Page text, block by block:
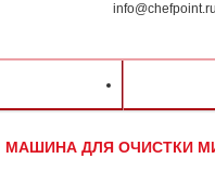
МАШИНА ДЛЯ ОЧИСТКИ